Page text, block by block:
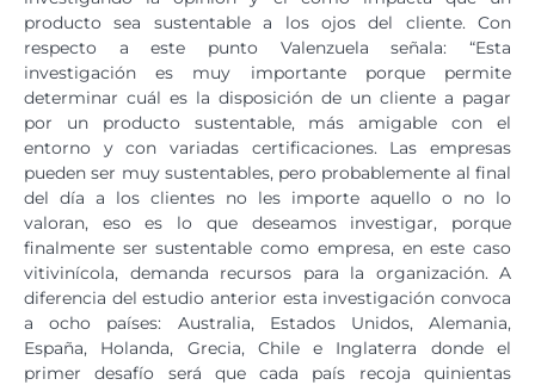
producto sea sustentable a los ojos del cliente. Con
respecto a este punto Valenzuela señala: “Esta
investigación es muy importante porque permite
determinar cuál es la disposición de un cliente a pagar
por un producto sustentable, más amigable con el
entorno y con variadas certificaciones. Las empresas
pueden ser muy sustentables, pero probablemente al final
del día a los clientes no les importe aquello o no lo
valoran, eso es lo que deseamos investigar, porque
finalmente ser sustentable como empresa, en este caso
vitivinícola, demanda recursos para la organización. A
diferencia del estudio anterior esta investigación convoca
a ocho países: Australia, Estados Unidos, Alemania,
España, Holanda, Grecia, Chile e Inglaterra donde el
primer desafío será que cada país recoja quinientas